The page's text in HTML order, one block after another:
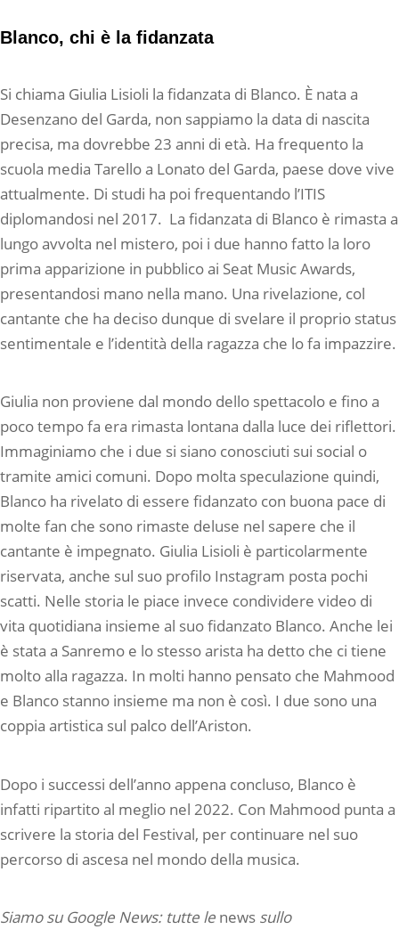
Blanco, chi è la fidanzata
Si chiama Giulia Lisioli la fidanzata di Blanco. È nata a
Desenzano del Garda, non sappiamo la data di nascita
precisa, ma dovrebbe 23 anni di età. Ha frequento la
scuola media Tarello a Lonato del Garda, paese dove vive
attualmente. Di studi ha poi frequentando l’ITIS
diplomandosi nel 2017. La fidanzata di Blanco è rimasta a
lungo avvolta nel mistero, poi i due hanno fatto la loro
prima apparizione in pubblico ai Seat Music Awards,
presentandosi mano nella mano. Una rivelazione, col
cantante che ha deciso dunque di svelare il proprio status
sentimentale e l’identità della ragazza che lo fa impazzire.
Giulia non proviene dal mondo dello spettacolo e fino a
poco tempo fa era rimasta lontana dalla luce dei riflettori.
Immaginiamo che i due si siano conosciuti sui social o
tramite amici comuni. Dopo molta speculazione quindi,
Blanco ha rivelato di essere fidanzato con buona pace di
molte fan che sono rimaste deluse nel sapere che il
cantante è impegnato. Giulia Lisioli è particolarmente
riservata, anche sul suo profilo Instagram posta pochi
scatti. Nelle storia le piace invece condividere video di
vita quotidiana insieme al suo fidanzato Blanco. Anche lei
è stata a Sanremo e lo stesso arista ha detto che ci tiene
molto alla ragazza. In molti hanno pensato che Mahmood
e Blanco stanno insieme ma non è così. I due sono una
coppia artistica sul palco dell’Ariston.
Dopo i successi dell’anno appena concluso, Blanco è
infatti ripartito al meglio nel 2022. Con Mahmood punta a
scrivere la storia del Festival, per continuare nel suo
percorso di ascesa nel mondo della musica.
Siamo su Google News: tutte le news sullo